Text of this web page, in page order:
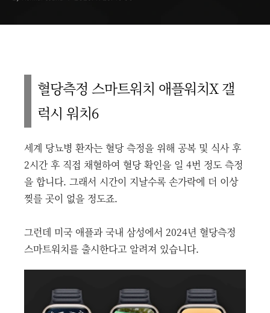
혈당측정 스마트워치 애플워치X 갤
럭시 워치6
세계 당뇨병 환자는 혈당 측정을 위해 공복 및 식사 후
2시간 후 직접 채혈하여 혈당 확인을 일 4번 정도 측정
을 합니다. 그래서 시간이 지날수록 손가락에 더 이상
찢를 곳이 없을 정도죠.
그런데 미국 애플과 국내 삼성에서 2024년 혈당측정
스마트워치를 출시한다고 알려져 있습니다.